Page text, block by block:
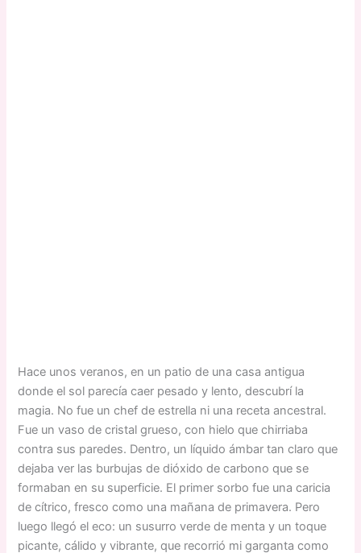
Hace unos veranos, en un patio de una casa antigua
donde el sol parecía caer pesado y lento, descubrí la
magia. No fue un chef de estrella ni una receta ancestral.
Fue un vaso de cristal grueso, con hielo que chirriaba
contra sus paredes. Dentro, un líquido ámbar tan claro que
dejaba ver las burbujas de dióxido de carbono que se
formaban en su superficie. El primer sorbo fue una caricia
de cítrico, fresco como una mañana de primavera. Pero
luego llegó el eco: un susurro verde de menta y un toque
picante, cálido y vibrante, que recorrió mi garganta como